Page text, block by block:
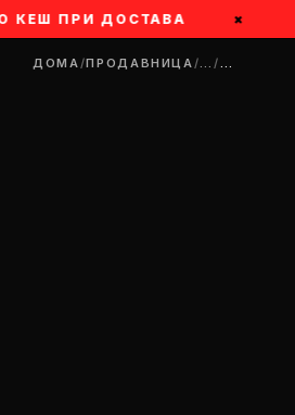
КЕШ ПРИ ДОСТАВА ×
ДОМА/ПРОДАВНИЦА/…/…